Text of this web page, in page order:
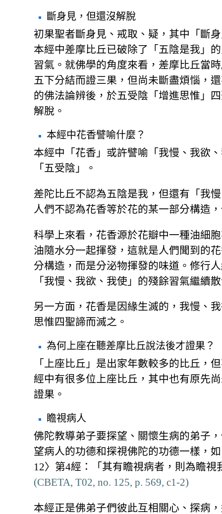
斷身見，但還沒解脫
初果聖者斷身見、戒取、疑，其中「斷
本經中差摩比丘已破除了「五陰是我」
習氣。就佛學的角度來看，差摩比丘當
五下分結而證三果，但尚未斷盡煩惱，
的佛法論辨後，於五受陰「增進思惟」
解脫。
本經中花香譬喻什麼？
本經中「花香」或許譬喻「我慢、我欲
「五受陰」。
差陀比丘不認為五陰是我，但還有「我
人們不認為花香等於花的某一部分構造
科學上來看，花香源於花瓣中一種油細
油隨水分一起揮發，這就是人們聞到的
分構造，而是分泌物揮發的味道。修行
「我慢、我欲、我使」的殘餘習氣繼續
另一方面，花香是因緣生滅的，我慢、
思惟四聖諦而滅之。
為何上座在聽差摩比丘說法後才證果？
「上座比丘」是出家年數較多的比丘，
經中有很多位上座比丘，其中也有原先
證果。
瞻視病人
佛陀教導弟子要探望、關懷生病的弟子
望病人的功德和探視佛陀的功德一樣，
12〉第4經：「其有瞻視病者，則為瞻
(CBETA, T02, no. 125, p. 569, c1-2)
本經正是佛弟子們彼此互相關心、探病